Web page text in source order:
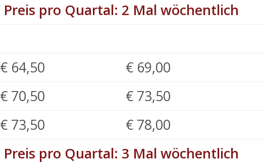
Preis pro Quartal: 2 Mal wöchentlich
€ 64,50 € 69,00
€ 70,50 € 73,50
€ 73,50 € 78,00
Preis pro Quartal: 3 Mal wöchentlich